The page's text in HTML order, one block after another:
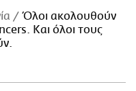
Όλοι ακολουθούν
Και όλοι τους